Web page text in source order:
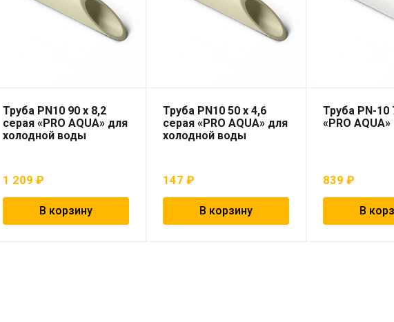
Труба PN10 90 x 8,2
серая «PRO AQUA» для
холодной воды
1 209₽
В корзину
Труба PN10 50 x 4,6
серая «PRO AQUA» для
холодной воды
147₽
В корзину
Труба PN-10
«PRO AQUA»
839₽
В